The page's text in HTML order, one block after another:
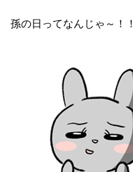
孫の日ってなんじゃ～！！